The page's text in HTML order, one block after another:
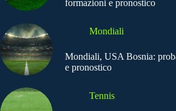
formazioni e pronostico
Mondiali
Mondiali, USA Bosnia:
e pronostico
Tennis